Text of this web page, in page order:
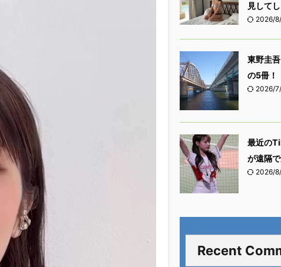
見して
2026/
東野圭
の5冊！
2026/
最近の
が遠隔
2026/
Recent